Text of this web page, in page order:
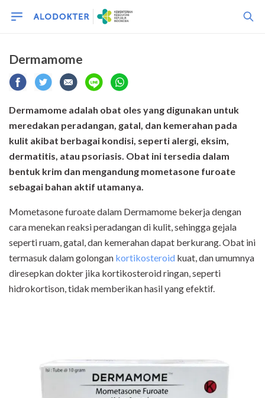
Dermamome
Dermamome adalah obat oles yang digunakan untuk
meredakan peradangan, gatal, dan kemerahan pada
kulit akibat berbagai kondisi, seperti alergi, eksim,
dermatitis, atau psoriasis. Obat ini tersedia dalam
bentuk krim dan mengandung mometasone furoate
sebagai bahan aktif utamanya.
Mometasone furoate dalam Dermamome bekerja dengan
cara menekan reaksi peradangan di kulit, sehingga gejala
seperti ruam, gatal, dan kemerahan dapat berkurang. Obat ini
termasuk dalam golongan kortikosteroid kuat, dan umumnya
diresepkan dokter jika kortikosteroid ringan, seperti
hidrokortison, tidak memberikan hasil yang efektif.